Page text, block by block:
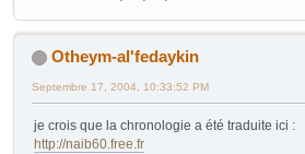
Otheym-al'fedaykin
Septembre 17, 2004, 10:33:52 PM
je crois que la chronologie a été traduite ici :
http://naib60.free.fr